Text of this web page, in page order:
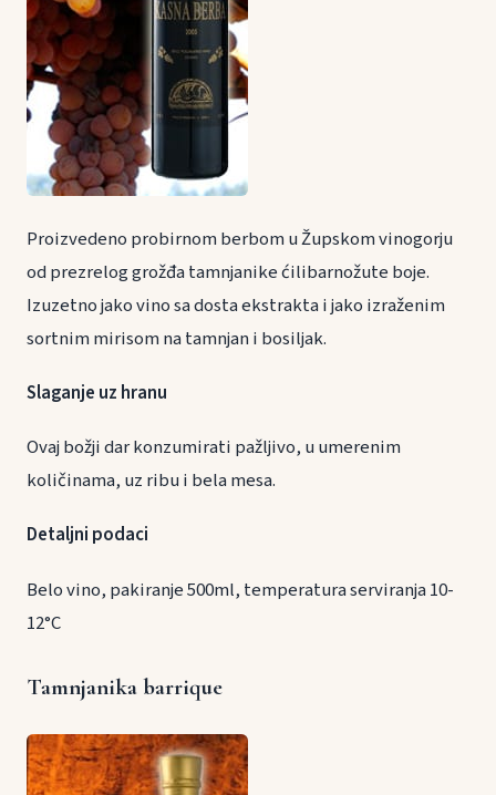
Proizvedeno probirnom berbom u Župskom vinogorju
od prezrelog grožđa tamnjanike ćilibarnožute boje.
Izuzetno jako vino sa dosta ekstrakta i jako izraženim
sortnim mirisom na tamnjan i bosiljak.
Slaganje uz hranu
Ovaj božji dar konzumirati pažljivo, u umerenim
količinama, uz ribu i bela mesa.
Detaljni podaci
Belo vino, pakiranje 500ml, temperatura serviranja 10-
12°C
Tamnjanika barrique